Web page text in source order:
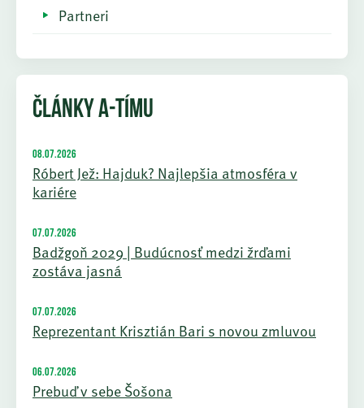
Partneri
ČLÁNKY A-TÍMU
08.07.2026
Róbert Jež: Hajduk? Najlepšia atmosféra v
kariére
07.07.2026
Badžgoň 2029 | Budúcnosť medzi žrďami
zostáva jasná
07.07.2026
Reprezentant Krisztián Bari s novou zmluvou
06.07.2026
Prebuď v sebe Šošona